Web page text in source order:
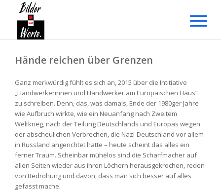
Hände reichen über Grenzen
Ganz merkwürdig fühlt es sich an, 2015 über die Intitiative
„Handwerkerinnen und Handwerker am Europäischen Haus“
zu schreiben. Denn, das, was damals, Ende der 1980ger Jahre
wie Aufbruch wirkte, wie ein Neuanfang nach Zweitem
Weltkrieg, nach der Teilung Deutschlands und Europas wegen
der abscheulichen Verbrechen, die Nazi-Deutschland vor allem
in Russland angerichtet hatte – heute scheint das alles ein
ferner Traum. Scheinbar mühelos sind die Scharfmacher auf
allen Seiten wieder aus ihren Löchern herausgekrochen, reden
von Bedrohung und davon, dass man sich besser auf alles
gefasst mache.